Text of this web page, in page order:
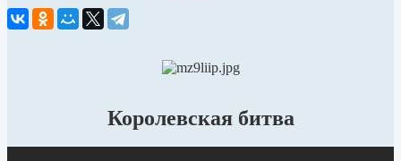
Королевская битва